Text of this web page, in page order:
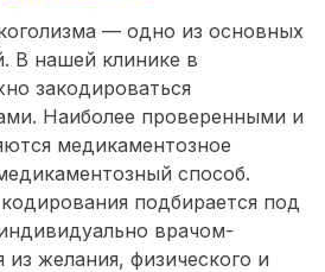
— одно из основных
В нашей клинике в
закодироваться
Наиболее проверенными и
медикаментозное
способ.
подбирается под
врачом-
из желания, физического и